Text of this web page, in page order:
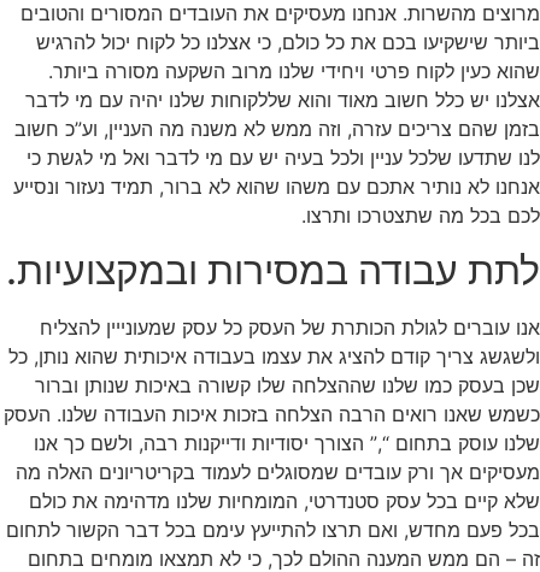
מרוצים מהשרות. אנחנו מעסיקים את העובדים המסורים והטובים
ביותר שישקיעו בכם את כל כולם, כי אצלנו כל לקוח יכול להרגיש
שהוא כעין לקוח פרטי ויחידי שלנו מרוב השקעה מסורה ביותר.
אצלנו יש כלל חשוב מאוד והוא שללקוחות שלנו יהיה עם מי לדבר
בזמן שהם צריכים עזרה, וזה ממש לא משנה מה העניין, וע”כ חשוב
לנו שתדעו שלכל עניין ולכל בעיה יש עם מי לדבר ואל מי לגשת כי
אנחנו לא נותיר אתכם עם משהו שהוא לא ברור, תמיד נעזור ונסייע
לכם בכל מה שתצטרכו ותרצו.
לתת עבודה במסירות ובמקצועיות.
אנו עוברים לגולת הכותרת של העסק כל עסק שמעונייין להצליח
ולשגשג צריך קודם להציג את עצמו בעבודה איכותית שהוא נותן, כל
שכן בעסק כמו שלנו שההצלחה שלו קשורה באיכות שנותן וברור
כשמש שאנו רואים הרבה הצלחה בזכות איכות העבודה שלנו. העסק
שלנו עוסק בתחום “,” הצורך יסודיות ודייקנות רבה, ולשם כך אנו
מעסיקים אך ורק עובדים שמסוגלים לעמוד בקריטריונים האלה מה
שלא קיים בכל עסק סטנדרטי, המומחיות שלנו מדהימה את כולם
בכל פעם מחדש, ואם תרצו להתייעץ עימם בכל דבר הקשור לתחום
זה – הם ממש המענה ההולם לכך, כי לא תמצאו מומחים בתחום